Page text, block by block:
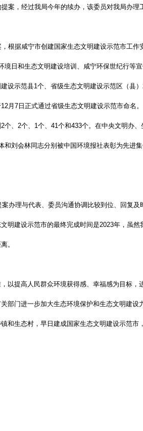
案，经过我局今年的续办，该委员对我局办理
根据咸宁市创建国家生态文明建设示范市工
境日和生态文明建设培训、咸宁环保世纪行
设示范县1个、省级生态文明建设示范区（县
月7日正式通过省级生态文明建设示范市命名
、2个、1个、41个和433个。在中央文明办
和刘会林同志分别被中国环境报社表彰为先进
办理与代表、委员沟通协调比较到位、回复
明建设示范市的最终完成时间是2023年，虽
。
以提高人民群众环境获得感、幸福感为目标，
部门进一步加大生态环境保护和生态文明建
和生态村，早日建成国家生态文明建设示范市